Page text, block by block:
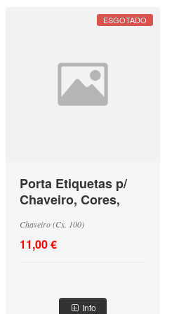
ESGOTADO
Porta Etiquetas p/
Chaveiro, Cores,
Chaveiro (Cx. 100)
11,00 €
Info